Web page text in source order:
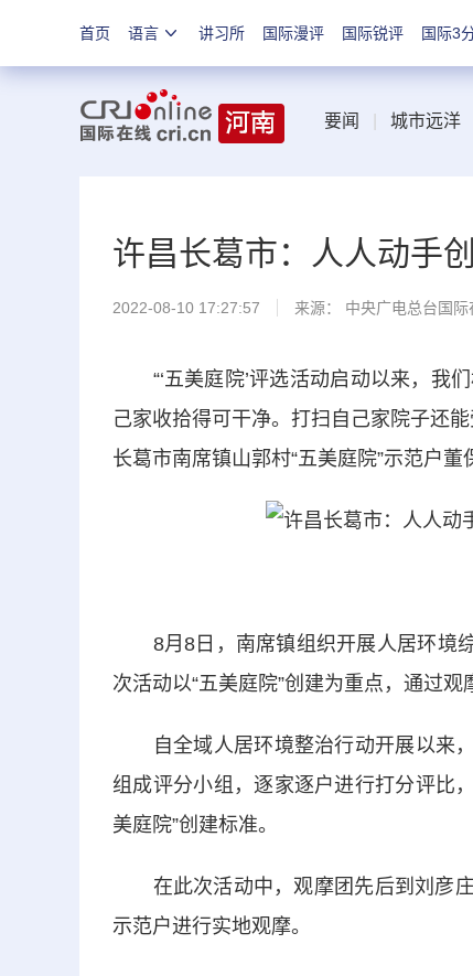
首页 语言 讲习所 国际漫评 国际锐评 国际3
要闻 城市远洋
许昌长葛市：人人动手
2022-08-10 17:27:57 来源： 中央广电总台国际
“‘五美庭院’评选活动启动以来，我
己家收拾得可干净。打扫自己家院子还
长葛市南席镇山郭村“五美庭院”示范户董
8月8日，南席镇组织开展人居环境综
次活动以“五美庭院”创建为重点，通过观
自全域人居环境整治行动开展以来，
组成评分小组，逐家逐户进行打分评比
美庭院”创建标准。
在此次活动中，观摩团先后到刘彦庄
示范户进行实地观摩。